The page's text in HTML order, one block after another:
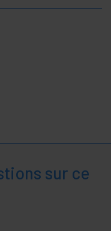
sur ce